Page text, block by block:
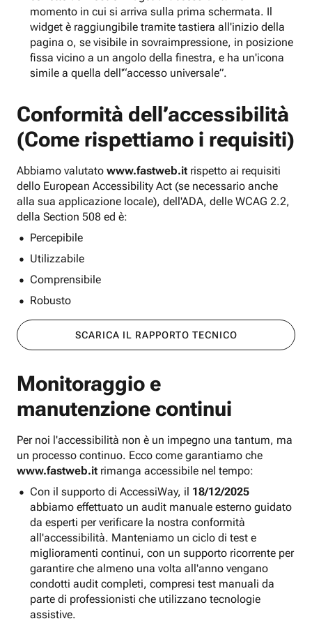
momento in cui si arriva sulla prima schermata. Il
widget è raggiungibile tramite tastiera all'inizio della
pagina o, se visibile in sovraimpressione, in posizione
fissa vicino a un angolo della finestra, e ha un'icona
simile a quella dell'“accesso universale”.
Conformità dell’accessibilità
(Come rispettiamo i requisiti)
Abbiamo valutato www.fastweb.it rispetto ai requisiti
dello European Accessibility Act (se necessario anche
alla sua applicazione locale), dell'ADA, delle WCAG 2.2,
della Section 508 ed è:
Percepibile
Utilizzabile
Comprensibile
Robusto
SCARICA IL RAPPORTO TECNICO
Monitoraggio e
manutenzione continui
Per noi l'accessibilità non è un impegno una tantum, ma
un processo continuo. Ecco come garantiamo che
www.fastweb.it rimanga accessibile nel tempo:
Con il supporto di AccessiWay, il 18/12/2025
abbiamo effettuato un audit manuale esterno guidato
da esperti per verificare la nostra conformità
all'accessibilità. Manteniamo un ciclo di test e
miglioramenti continui, con un supporto ricorrente per
garantire che almeno una volta all'anno vengano
condotti audit completi, compresi test manuali da
parte di professionisti che utilizzano tecnologie
assistive.